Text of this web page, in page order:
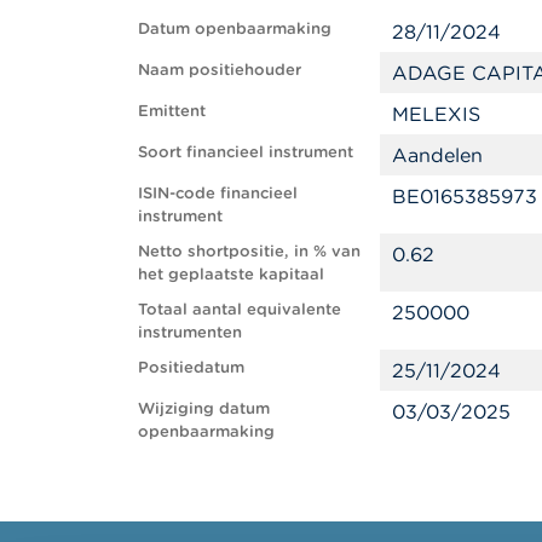
Datum openbaarmaking 28/11/2024
Naam positiehouder ADAGE
Emittent MELEXIS
Soort financieel instrument Aandelen
ISIN-code financieel
instrument
BE0165385973
Netto shortpositie, in % van
het geplaatste kapitaal
0.62
Totaal aantal equivalente
instrumenten
250000
Positiedatum 25/11/2024
Wijziging datum
openbaarmaking
03/03/2025